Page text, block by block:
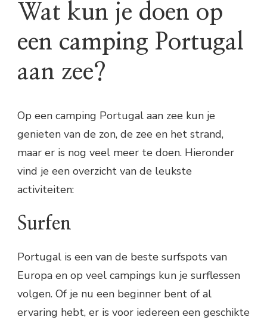
Wat kun je doen op
een camping Portugal
aan zee?
Op een camping Portugal aan zee kun je
genieten van de zon, de zee en het strand,
maar er is nog veel meer te doen. Hieronder
vind je een overzicht van de leukste
activiteiten:
Surfen
Portugal is een van de beste surfspots van
Europa en op veel campings kun je surflessen
volgen. Of je nu een beginner bent of al
ervaring hebt, er is voor iedereen een geschikte